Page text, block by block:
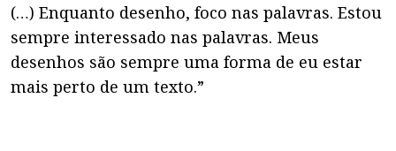
(…) Enquanto desenho, foco nas palavras. Estou
sempre interessado nas palavras. Meus
desenhos são sempre uma forma de eu estar
mais perto de um texto.”